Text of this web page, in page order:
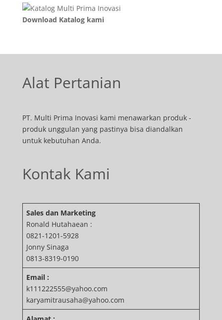
Download Katalog kami
Alat Pertanian
PT. Multi Prima Inovasi kami menawarkan produk -
produk unggulan yang pastinya bisa diandalkan
untuk kebutuhan Anda.
Kontak Kami
Sales dan Marketing
Ronald Hutahaean :
0821-1201-5928
Jonny Sinaga
0813-8319-0190
Email :
k111222555@yahoo.com
karyamitrausaha@yahoo.com